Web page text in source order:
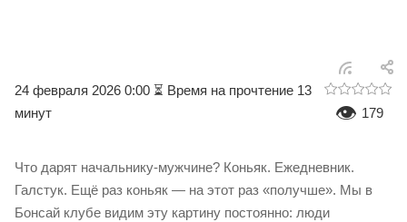
24 февраля 2026 0:00 ⏳ Время на прочтение 13
минут
👁 179
Что дарят начальнику-мужчине? Коньяк. Ежедневник.
Галстук. Ещё раз коньяк — на этот раз «получше». Мы в
Бонсай клубе видим эту картину постоянно: люди